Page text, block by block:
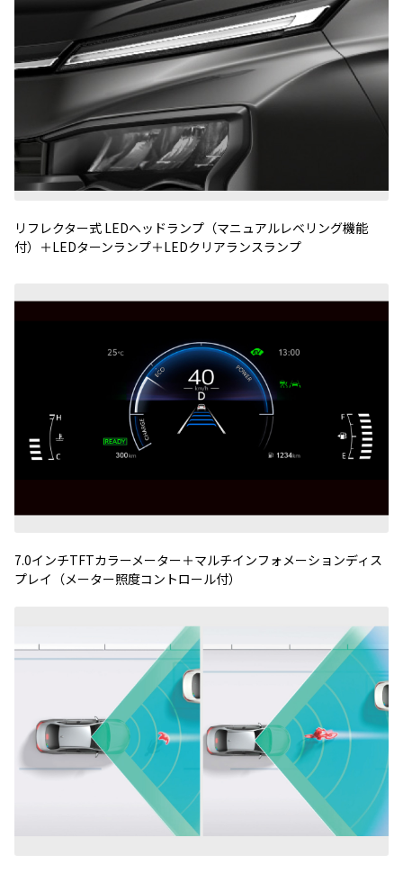
リフレクター式 LEDヘッドランプ（マニュアルレベリング機能
付）＋LEDターンランプ＋LEDクリアランスランプ
7.0インチTFTカラーメーター＋マルチインフォメーションディス
プレイ（メーター照度コントロール付）